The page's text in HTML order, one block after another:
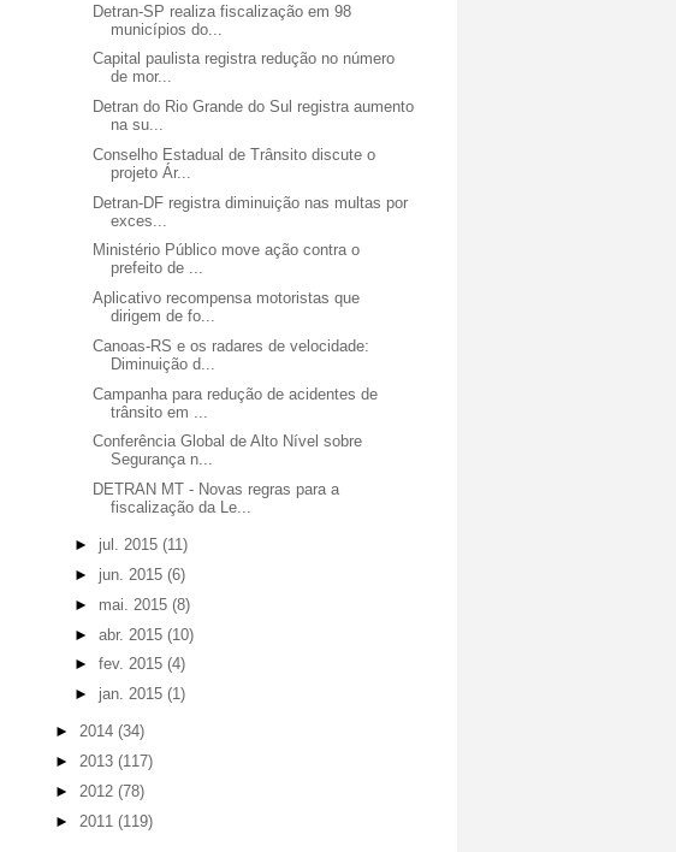
Detran-SP realiza fiscalização em 98
municípios do...
Capital paulista registra redução no número
de mor...
Detran do Rio Grande do Sul registra aumento
na su...
Conselho Estadual de Trânsito discute o
projeto Ár...
Detran-DF registra diminuição nas multas por
exces...
Ministério Público move ação contra o
prefeito de ...
Aplicativo recompensa motoristas que
dirigem de fo...
Canoas-RS e os radares de velocidade:
Diminuição d...
Campanha para redução de acidentes de
trânsito em ...
Conferência Global de Alto Nível sobre
Segurança n...
DETRAN MT - Novas regras para a
fiscalização da Le...
► jul. 2015 (11)
► jun. 2015 (6)
► mai. 2015 (8)
► abr. 2015 (10)
► fev. 2015 (4)
► jan. 2015 (1)
► 2014 (34)
► 2013 (117)
► 2012 (78)
► 2011 (119)